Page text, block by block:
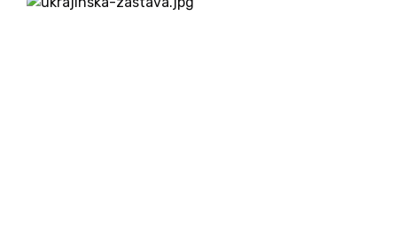
pomena za napredovanje Rusov v smeri...